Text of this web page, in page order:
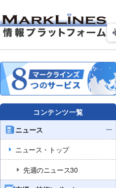
コンテンツ一覧
ニュース
ニュース・トップ
先週のニュース30